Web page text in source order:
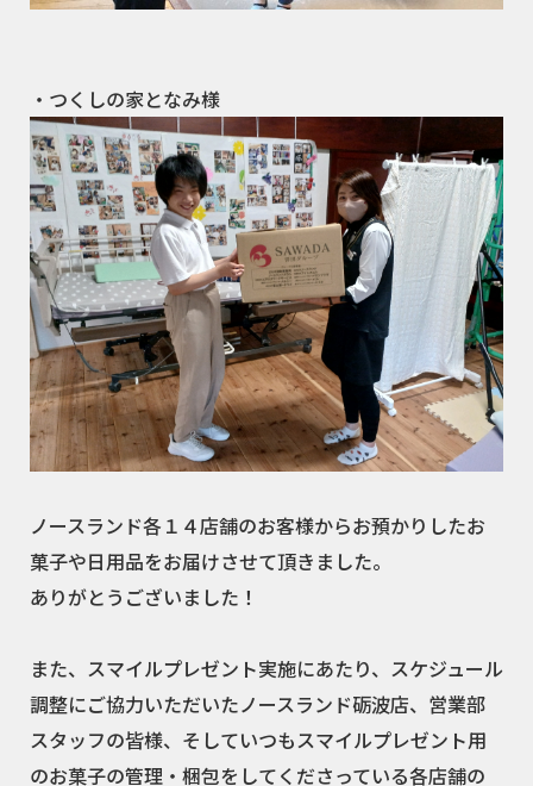
・つくしの家となみ様
ノースランド各１４店舗のお客様からお預かりしたお
菓子や日用品をお届けさせて頂きました。
ありがとうございました！
また、スマイルプレゼント実施にあたり、スケジュール
調整にご協力いただいたノースランド砺波店、営業部
スタッフの皆様、そしていつもスマイルプレゼント用
のお菓子の管理・梱包をしてくださっている各店舗の